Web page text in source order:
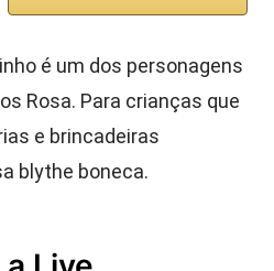
é um dos personagens
Rosa. Para crianças que
e brincadeiras
blythe boneca.